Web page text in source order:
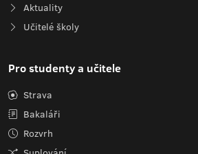
Aktuality
Učitelé školy
Pro studenty a učitele
Strava
Bakaláři
Rozvrh